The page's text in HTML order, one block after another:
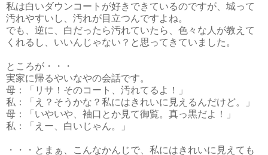
私は白いダウンコートが好きできているのですが、城って
汚れやすいし、汚れが目立つんですよね。
でも、逆に、白だったら汚れていたら、色々な人が教えて
くれるし、いいんじゃない？と思ってきていました。
ところが・・・
実家に帰るやいなやの会話です。
母：「リサ！そのコート、汚れてるよ！」
私：「え？そうかな？私にはきれいに見えるんだけど。」
母：「いやいや、袖口とか見て御覧。真っ黒だよ！」
私：「えー、白いじゃん。」
・・・とまぁ、こんなかんじで、私にはきれいに見えても